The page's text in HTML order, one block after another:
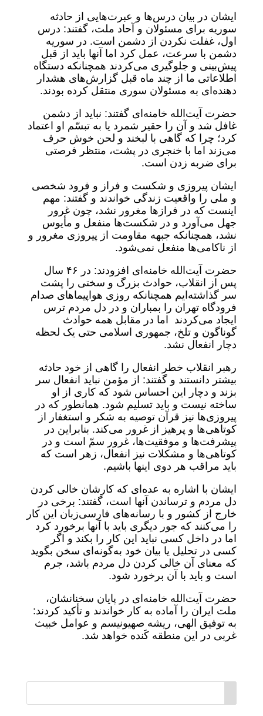
ایشان در بیان درس‌ها و عبرت‌هایی از حادثه
سوریه برای مسئولان و آحاد ملت، گفتند: درس
اول، غفلت نکردن از دشمن است. در سوریه
دشمن با سرعت، عمل کرد اما آنها باید از قبل
پیش‌بینی و جلوگیری می‌کردند همچنانکه دستگاه
اطلاعاتی ما از چند ماه قبل گزارش‌های هشدار
دهنده‌ای به مسئولان سوری منتقل کرده بودند.
حضرت آیت‌الله خامنه‌ای گفتند: نباید از دشمن
غافل شد و آن را حقیر شمرد یا به تبسّم او اعتماد
کرد؛ چرا که گاهی با لبخند و لحن خوش حرف
می‌زند اما با خنجری در پشت، منتظر فرصتی
برای ضربه زدن است.
ایشان پیروزی و شکست و فراز و فرود شخصی
و ملی را واقعیت زندگی خواندند و گفتند: مهم
اینست که در فرازها مغرور نشد، چون غرور
جهل می‌آورد و در شکست‌ها منفعل و مأیوس
نشد، همچنانکه جبهه مقاومت از پیروزی مغرور و
از ناکامی‌ها منفعل نمی‌شود.
حضرت آیت‌الله خامنه‌ای افزودند: در ۴۶ سال
پس از انقلاب، حوادث بزرگ و سختی را پشت
سر گذاشته‌ایم همچنانکه روزی هواپیماهای صدام
فرودگاه تهران را بمباران و در دل مردم ترس
ایجاد می‌کردند اما در مقابل همه حوادث
گوناگون و تلخ، جمهوری اسلامی حتی یک لحظه
دچار انفعال نشد.
رهبر انقلاب خطر انفعال را گاهی از خود حادثه
بیشتر دانستند و گفتند: از مؤمن نباید انفعال سر
بزند و دچار این احساس شود که کاری از او
ساخته نیست و باید تسلیم شود. همانطور که در
پیروزی‌ها نیز قرآن توصیه به شکر و استغفار از
کوتاهی‌ها و پرهیز از غرور می‌کند. بنابراین در
پیشرفت‌ها و موفقیت‌ها، غرور سمّ است و در
کوتاهی‌ها و مشکلات نیز انفعال، زهر است که
باید مراقب هر دوی اینها باشیم.
ایشان با اشاره به عده‌ای که کارشان خالی کردن
دل مردم و ترساندن آنها است، گفتند: برخی در
خارج از کشور و با رسانه‌های فارسی‌زبان این کار
را می‌کنند که جور دیگری باید با آنها برخورد کرد
اما در داخل کسی نباید این کار را بکند و اگر
کسی در تحلیل یا بیان خود به‌گونه‌ای سخن بگوید
که معنای آن خالی کردن دل مردم باشد، جرم
است و باید با آن برخورد شود.
حضرت آیت‌الله خامنه‌ای در پایان سخنانشان،
ملت ایران را آماده به کار خواندند و تأکید کردند:
به توفیق الهی، ریشه صهیونیسم و عوامل خبیث
غربی در این منطقه کَنده خواهد شد.